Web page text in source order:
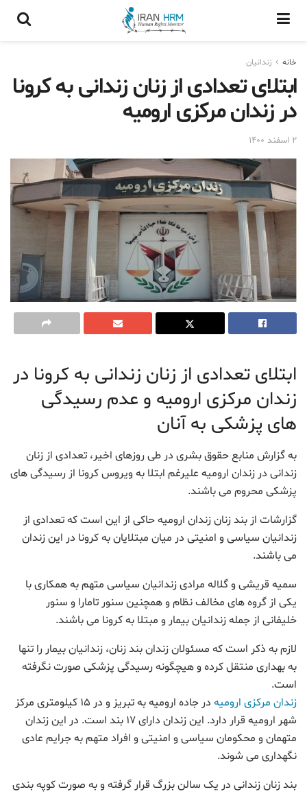
خانه زندانيان
ابتلای تعدادی از زنان زندانی به کرونا
در زندان مرکزی ارومیه
۲ اسفند ۱۴۰۰
ابتلای تعدادی از زنان زندانی به کرونا در
زندان مرکزی ارومیه و عدم رسیدگی
های پزشکی به آنان
به گزارش منابع حقوق بشری در طی روزهای اخیر، تعدادی از زنان
زندانی در زندان ارومیه علیرغم ابتلا به ویروس کرونا از رسیدگی های
پزشکی محروم می باشند.
گزارشات از بند زنان زندان ارومیه حاکی از این است که تعدادی از
زندانیان سیاسی و امنیتی در میان مبتلایان به کرونا در این زندان
می باشند.
سمیه قریشی و گلاله مرادی زندانیان سیاسی متهم به همکاری با
یکی از گروه های مخالف نظام و همچنین سنور تامارا و سنور
خلیفانی از جمله زندانیان بیمار و مبتلا به کرونا می باشند.
لازم به ذکر است که مسئولان زندان بند زنان، زندانیان بیمار را تنها
به بهداری منتقل کرده و هیچگونه رسیدگی پزشکی صورت نگرفته
است.
زندان مرکزی ارومیه
در جاده ارومیه به تبریز و در ۱۵ کیلومتری مرکز
شهر ارومیه قرار دارد. این زندان دارای ۱۷ بند است. در این زندان
متهمان و محکومان سیاسی و امنیتی و افراد متهم به جرایم عادی
نگهداری می شوند.
بند زنان زندانی در یک سالن بزرگ قرار گرفته و به صورت کوپه بندی